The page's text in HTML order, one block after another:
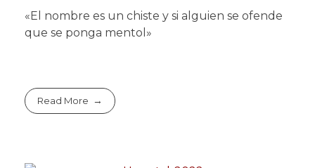
«El nombre es un chiste y si alguien se ofende
que se ponga mentol»
Read More